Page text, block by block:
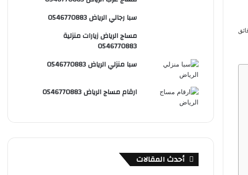
س
ت
e
و
ق
R
سبا رجالي الرياض 0546770883
مساج الرياض زيارات منزلية
0546770883
سبا منزلي الرياض 0546770883
ارقام مساج الرياض 0546770883
أحدث المقالات